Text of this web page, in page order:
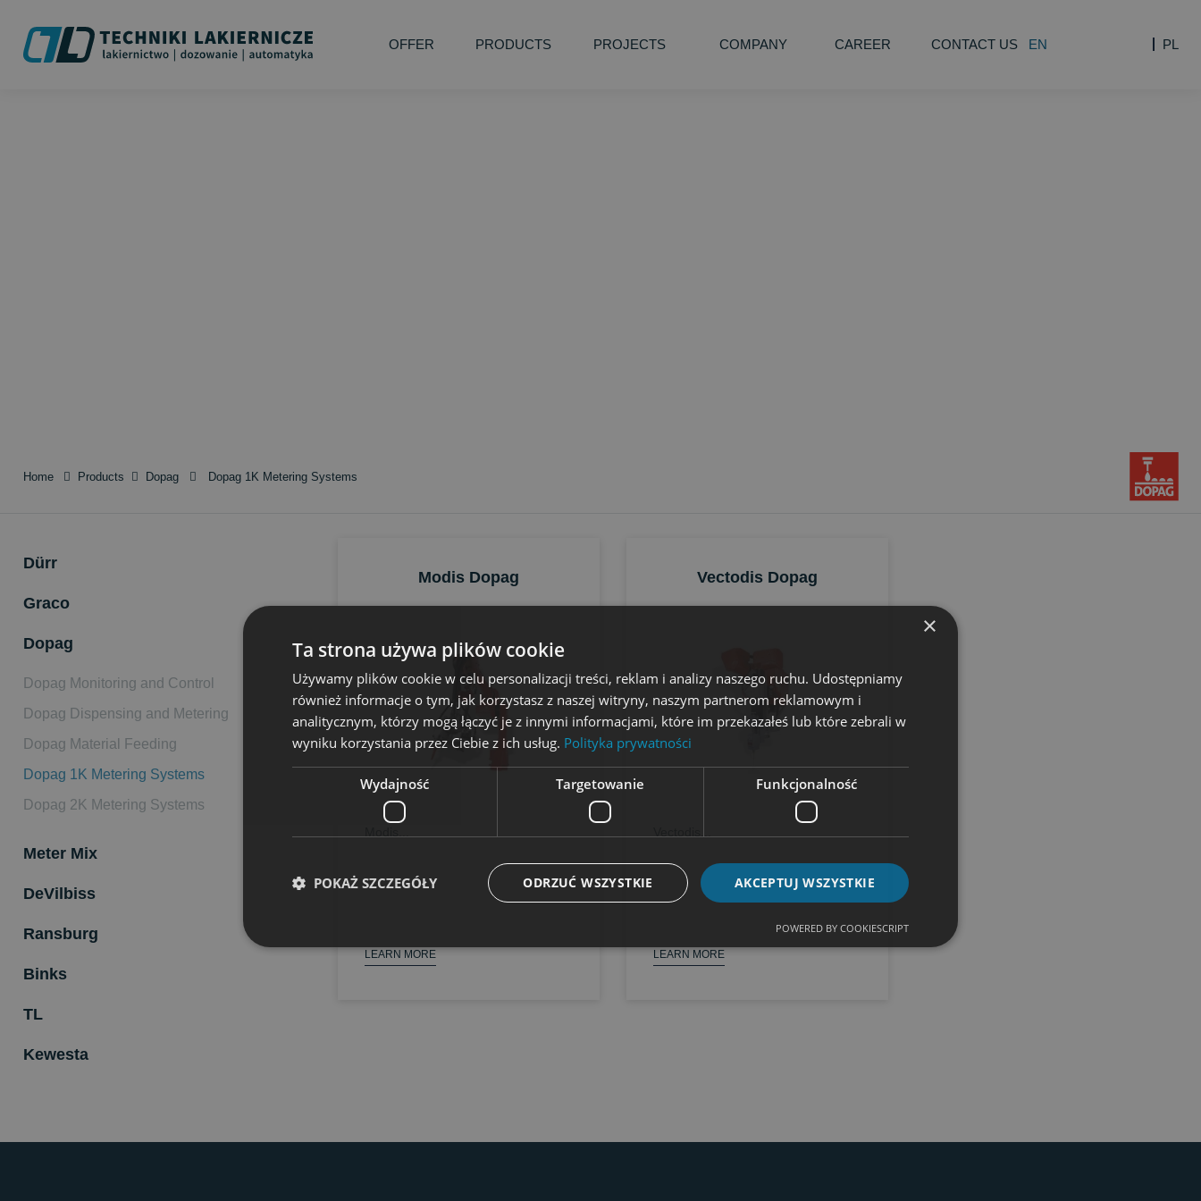
OFFER PRODUCTS PROJECTS COMPANY CAREER CONTACT US EN PL
Home Products Dopag Dopag 1K Metering Systems
Dürr
Graco
Dopag
Dopag Monitoring and Control
Dopag Dispensing and Metering
Dopag Material Feeding
Dopag 1K Metering Systems
Dopag 2K Metering Systems
Meter Mix
DeVilbiss
Ransburg
Binks
TL
Kewesta
Modis Dopag
LEARN MORE
Vectodis Dopag
LEARN MORE
×
Ta strona używa plików cookie
Używamy plików cookie w celu personalizacji treści, reklam i analizy naszego ruchu. Udostępniamy
również informacje o tym, jak korzystasz z naszej witryny, naszym partnerom reklamowym i
analitycznym, którzy mogą łączyć je z innymi informacjami, które im przekazałeś lub które zebrali w
wyniku korzystania przez Ciebie z ich usług. Polityka prywatności
Wydajność Targetowanie Funkcjonalność
AKCEPTUJ WSZYSTKIE
ODRZUĆ WSZYSTKIE
POKAŻ SZCZEGÓŁY
POWERED BY COOKIESCRIPT